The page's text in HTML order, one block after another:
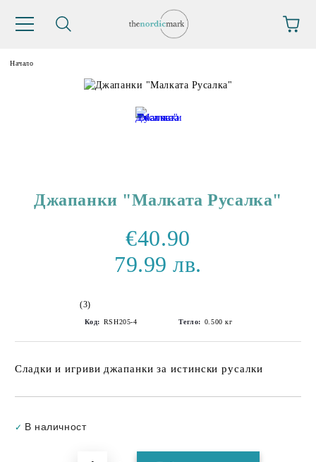
Начало
Джапанки "Малката Русалка"
€40.90
79.99 лв.
(3)
Код: RSH205-4 Тегло: 0.500 кг
Сладки и игриви джапанки за истински русалки
✓ В наличност